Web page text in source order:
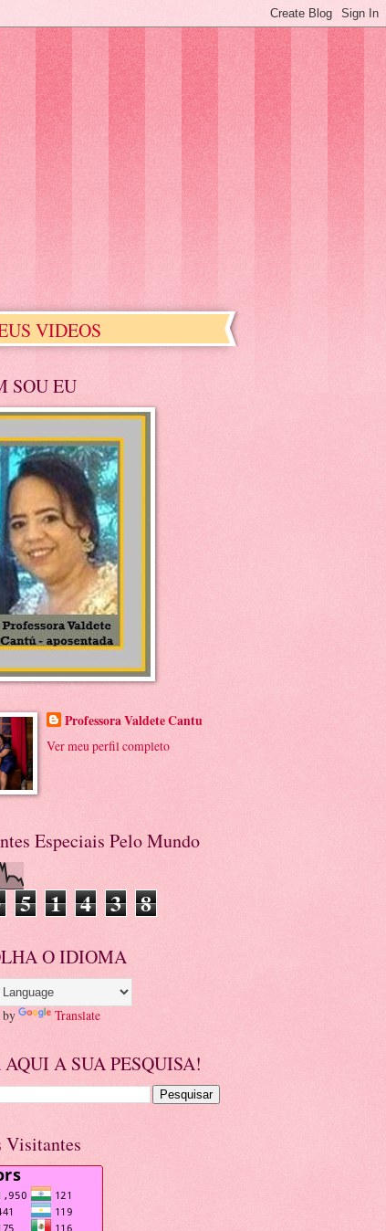
VIDEOS
SOU EU
Professora Valdete Cantu
Ver meu perfil completo
Especiais Pelo Mundo
5 1 4 3 8
O IDIOMA
by Translate
AQUI A SUA PESQUISA!
Visitantes